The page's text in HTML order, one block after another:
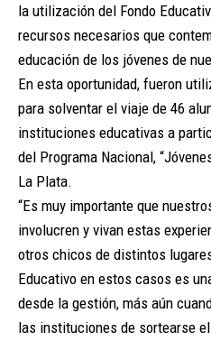
la utilización del Fondo
recursos necesarios que
educación de los jóvenes de
En esta oportunidad, fueron
para solventar el viaje de 46
instituciones educativas a
del Programa Nacional,
La Plata.
“Es muy importante que
involucren y vivan estas
otros chicos de distintos
Educativo en estos casos es
desde la gestión, más aún
las instituciones de sortearse